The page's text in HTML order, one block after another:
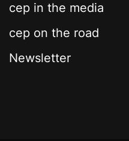
cep in the media
cep on the road
Newsletter